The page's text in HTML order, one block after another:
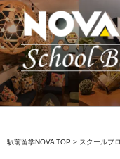
コ
ン
テ
ン
ツ
へ
ス
ッ
駅前留学
英会話スクール・英会話
駅前留学NOVA TOP > スクールブ